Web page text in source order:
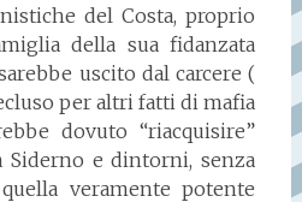
del Costa, proprio
della sua fidanzata
uscito dal carcere (
per altri fatti di mafia
dovuto “riacquisire”
Siderno e dintorni, senza
veramente potente